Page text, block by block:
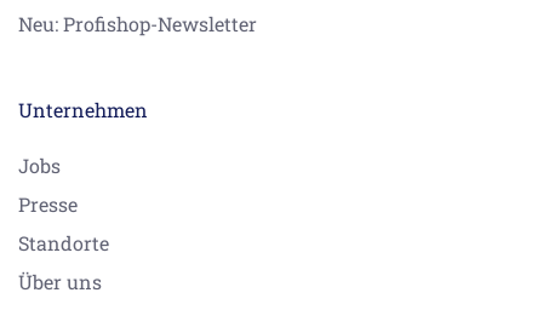
Neu: Profishop-Newsletter
Unternehmen
Jobs
Presse
Standorte
Über uns